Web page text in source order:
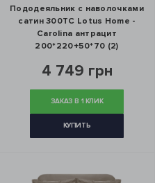
Пододеяльник с наволочками
сатин 300ТС Lotus Home -
Carolina антрацит
200*220+50*70 (2)
4 749 грн
ЗАКАЗ В 1 КЛИК
КУПИТЬ